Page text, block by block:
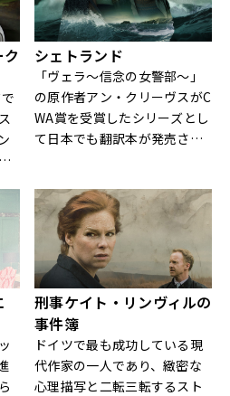
シェトランド
「ヴェラ～信念の女警部～」
の原作者アン・クリーヴスがC
WA賞を受賞したシリーズとし
て日本でも翻訳本が発売され
刑事ケイト・リンヴィルの
事件簿
ドイツで最も成功している現
代作家の一人であり、緻密な
心理描写と二転三転するスト